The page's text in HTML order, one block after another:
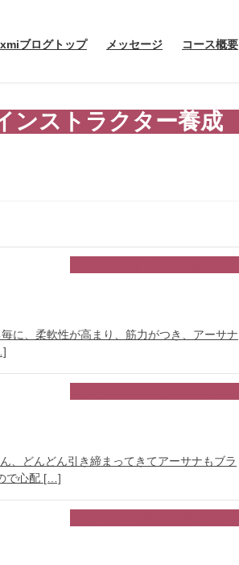
ブログトップ メッセージ コース概要
ンストラクター養成
に、柔軟性が高まり、筋力がつき、アーサナ
、どんどん引き締まってきてアーサナもブラ
で心配 […]